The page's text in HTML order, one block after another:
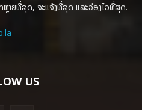
າຍທີ່ສຸດ, ຈະແຈ້ງທີ່ສຸດ ແລະວ່ອງໄວທີ່ສຸດ.
US